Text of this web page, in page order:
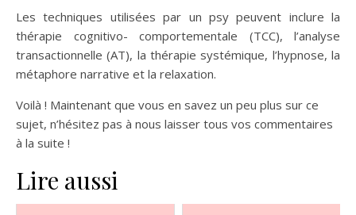
Les techniques utilisées par un psy peuvent inclure la
thérapie cognitivo- comportementale (TCC), l’analyse
transactionnelle (AT), la thérapie systémique, l’hypnose, la
métaphore narrative et la relaxation.
Voilà ! Maintenant que vous en savez un peu plus sur ce
sujet, n’hésitez pas à nous laisser tous vos commentaires
à la suite !
Lire aussi